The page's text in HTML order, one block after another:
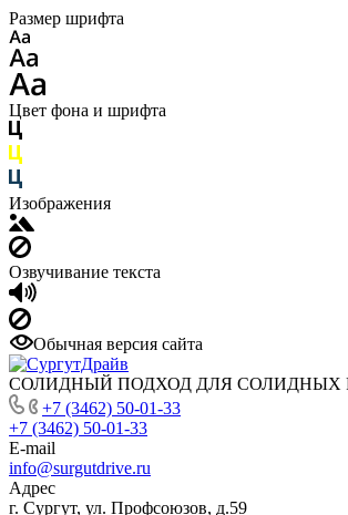
Размер шрифта
Цвет фона и шрифта
Изображения
Озвучивание текста
Обычная версия сайта
СОЛИДНЫЙ ПОДХОД ДЛЯ СОЛИДНЫХ
+7 (3462) 50-01-33
+7 (3462) 50-01-33
E-mail
info@surgutdrive.ru
Адрес
г. Сургут, ул. Профсоюзов, д.59